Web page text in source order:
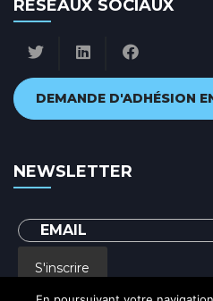
RÉSEAUX SOCIAUX
DEMANDE D'ADHÉSION
NEWSLETTER
S'inscrire